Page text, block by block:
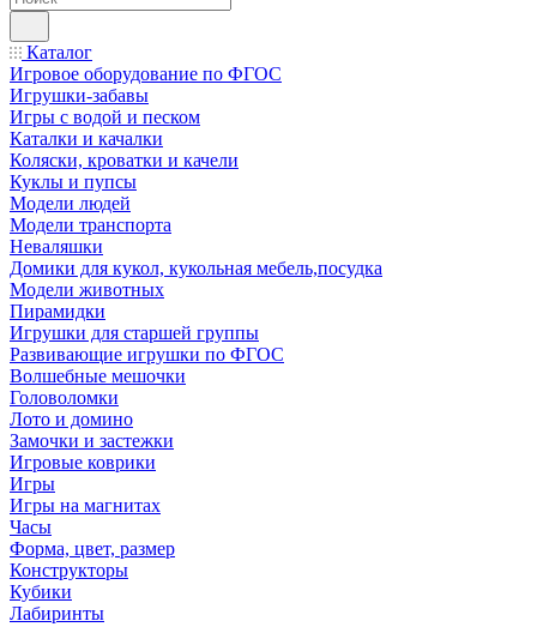
Каталог
Игровое оборудование по ФГОС
Игрушки-забавы
Игры с водой и песком
Каталки и качалки
Коляски, кроватки и качели
Куклы и пупсы
Модели людей
Модели транспорта
Неваляшки
Домики для кукол, кукольная мебель,посудка
Модели животных
Пирамидки
Игрушки для старшей группы
Развивающие игрушки по ФГОС
Волшебные мешочки
Головоломки
Лото и домино
Замочки и застежки
Игровые коврики
Игры
Игры на магнитах
Часы
Форма, цвет, размер
Конструкторы
Кубики
Лабиринты